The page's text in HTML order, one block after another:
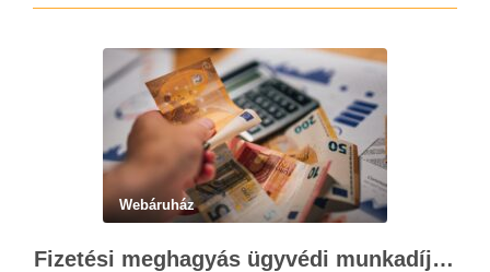
Webáruház
Fizetési meghagyás ügyvédi munkadíja: teljes költségvetési útmutató